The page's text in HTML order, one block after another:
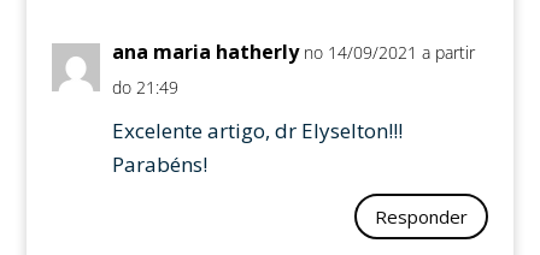
ana maria hatherly no 14/09/2021 a partir
do 21:49
Excelente artigo, dr Elyselton!!!
Parabéns!
Responder